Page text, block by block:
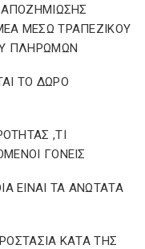
ΜΕΣΩ ΤΡΑΠΕΖΙΚΟΥ
ΠΛΗΡΩΜΩΝ
ΤΟ ΔΩΡΟ
,ΤΙ
ΓΟΝΕΙΣ
ΕΙΝΑΙ ΤΑ ΑΝΩΤΑΤΑ
ΚΑΤΑ ΤΗΣ